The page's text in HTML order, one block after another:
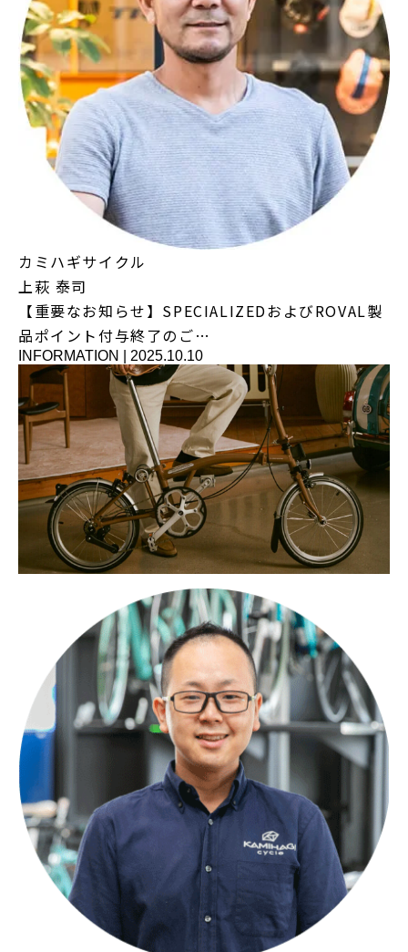
カミハギサイクル
上萩 泰司
【重要なお知らせ】SPECIALIZEDおよびROVAL製
品ポイント付与終了のご…
INFORMATION 2025.10.10